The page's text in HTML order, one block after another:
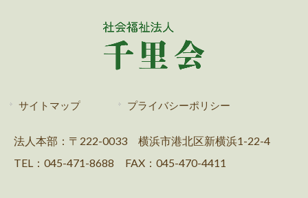
サイトマップ プライバシーポリシー
法人本部：〒222-0033 横浜市港北区新横浜1-22-4
TEL：045-471-8688 FAX：045-470-4411